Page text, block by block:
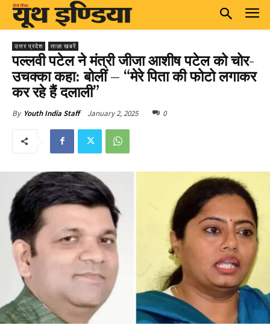
उत्तर प्रदेश ताज़ा खबरें
पल्लवी पटेल ने मंत्री जीजा आशीष पटेल को चोर-
उचक्का कहा: बोलीं – “मेरे पिता की फोटो लगाकर
कर रहे हैं दलाली”
By Youth India Staff January 2, 2025 0